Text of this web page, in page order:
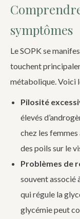
symptômes
Le SOPK se
touchent
métabolique. Voici
Pilosité
élevés
chez les
des poils sur le
Problèmes de
souvent associé
qui régule la
glycémie peut